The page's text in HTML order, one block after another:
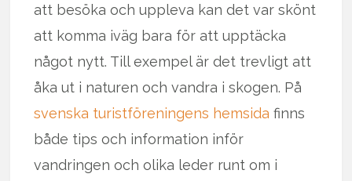
att besöka och uppleva kan det var skönt
att komma iväg bara för att upptäcka
något nytt. Till exempel är det trevligt att
åka ut i naturen och vandra i skogen. På
svenska turistföreningens hemsida finns
både tips och information inför
vandringen och olika leder runt om i